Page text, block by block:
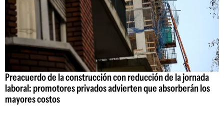
Preacuerdo de la construcción con reducción de la jornada
laboral: promotores privados advierten que absorberán los
mayores costos